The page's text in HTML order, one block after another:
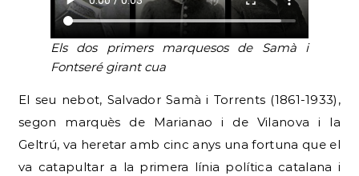
Els dos primers marquesos de Samà i
Fontseré girant cua
El seu nebot, Salvador Samà i Torrents (1861-1933),
segon marquès de Marianao i de Vilanova i la
Geltrú, va heretar amb cinc anys una fortuna que el
va catapultar a la primera línia política catalana i